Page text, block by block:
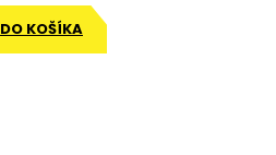
DO KOŠÍKA